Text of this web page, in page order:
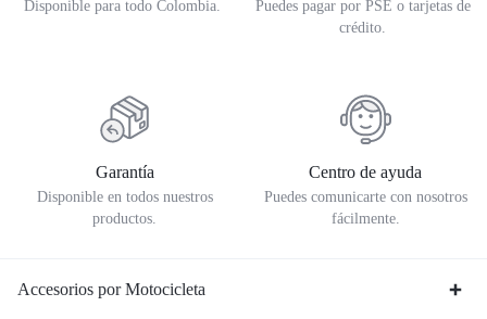
Disponible para todo Colombia.
Puedes pagar por PSE o tarjetas de
crédito.
Garantía
Disponible en todos nuestros
productos.
Centro de ayuda
Puedes comunicarte con nosotros
fácilmente.
Accesorios por Motocicleta